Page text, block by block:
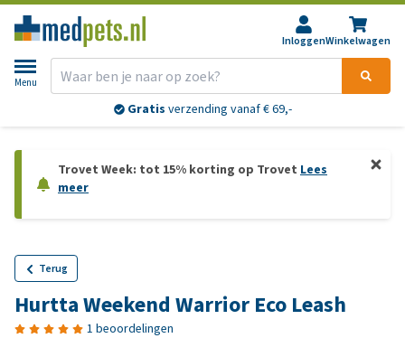
InloggenWinkelwagen
Menu
Gratis verzending vanaf € 69,-
Trovet Week: tot 15% korting op Trovet Lees
meer
Terug
Hurtta Weekend Warrior Eco Leash
1 beoordelingen